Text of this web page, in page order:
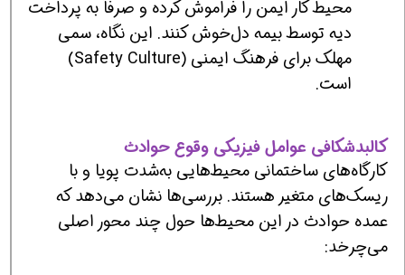
محیط کار ایمن را فراموش کرده و صرفاً به پرداخت
دیه توسط بیمه دل‌خوش کنند. این نگاه، سمی
مهلک برای فرهنگ ایمنی (Safety Culture)
است.
کالبدشکافی عوامل فیزیکی وقوع حوادث
کارگاه‌های ساختمانی محیط‌هایی به‌شدت پویا و با
ریسک‌های متغیر هستند. بررسی‌ها نشان می‌دهد که
عمده حوادث در این محیط‌ها حول چند محور اصلی
می‌چرخد: